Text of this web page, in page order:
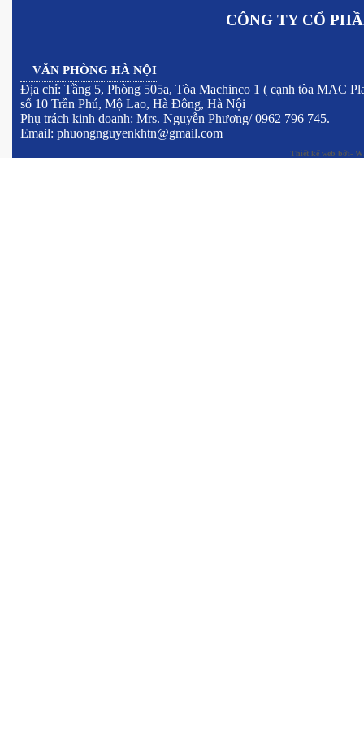
CÔNG TY CỔ
VĂN PHÒNG HÀ NỘI
Địa chỉ: Tầng 5, Phòng 505a, Tòa Machinco 1 ( cạnh tòa MAC
số 10 Trần Phú, Mộ Lao, Hà Đông, Hà Nội
Phụ trách kinh doanh: Mrs. Nguyễn Phương/ 0962 796 745.
Email: phuongnguyenkhtn@gmail.com
Thiết kế web bởi-